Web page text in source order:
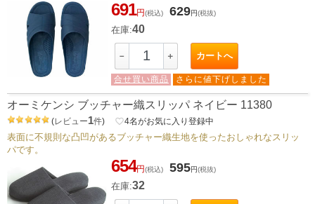
691円(税込) 629円(税抜)
在庫:40
－ ＋ カートへ
合せ買い商品 さらに値下げしました
オーミケンシ ブッチャー織スリッパ ネイビー 11380
(レビュー1件) favorite_border4名がお気に入り登録中
表面に不規則な凸凹があるブッチャー織生地を使ったおしゃれなスリッ
パです。
654円(税込) 595円(税抜)
在庫:32